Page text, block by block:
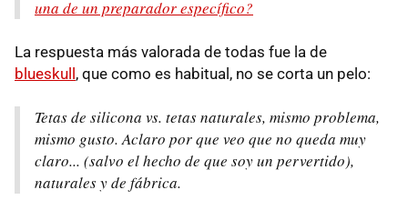
una de un preparador específico?
La respuesta más valorada de todas fue la de
blueskull, que como es habitual, no se corta un pelo:
Tetas de silicona vs. tetas naturales, mismo problema,
mismo gusto. Aclaro por que veo que no queda muy
claro... (salvo el hecho de que soy un pervertido),
naturales y de fábrica.